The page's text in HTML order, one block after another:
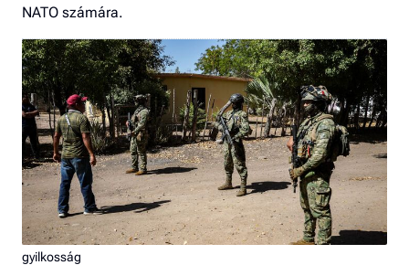
NATO számára.
gyilkosság